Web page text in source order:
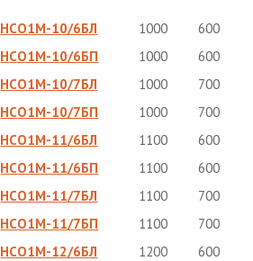
НСО1М-10/6БЛ 1000
600
НСО1М-10/6БП
1000
600
НСО1М-10/7БЛ
1000
700
НСО1М-10/7БП
1000
700
НСО1М-11/6БЛ
1100
600
НСО1М-11/6БП
1100
600
НСО1М-11/7БЛ
1100
700
НСО1М-11/7БП
1100
700
НСО1М-12/6БЛ
1200
600